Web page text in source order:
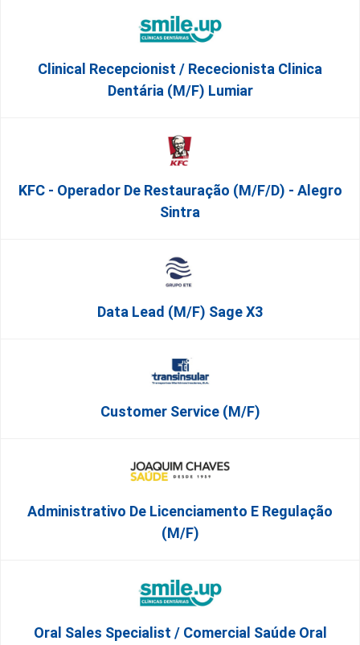
Clinical Recepcionist / Rececionista Clinica
Dentária (M/F) Lumiar
KFC - Operador De Restauração (m/f/d) - Alegro
Sintra
Data Lead (m/f) Sage X3
Customer Service (m/f)
Administrativo De Licenciamento E Regulação
(M/F)
Oral Sales Specialist / Comercial Saúde Oral